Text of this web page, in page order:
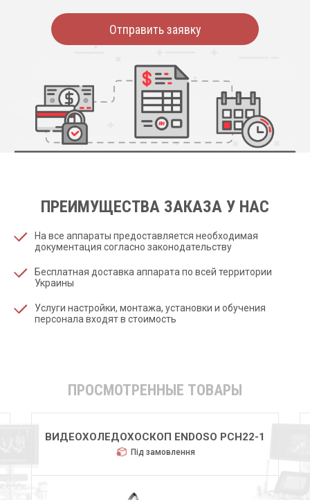
Отправить заявку
ПРЕИМУЩЕСТВА ЗАКАЗА У НАС
На все аппараты предоставляется необходимая
документация согласно законодательству
Бесплатная доставка аппарата по всей территории
Украины
Услуги настройки, монтажа, установки и обучения
персонала входят в стоимость
ПРОСМОТРЕННЫЕ ТОВАРЫ
ВИДЕОХОЛЕДОХОСКОП ENDOSO PCH22-1
Під замовлення